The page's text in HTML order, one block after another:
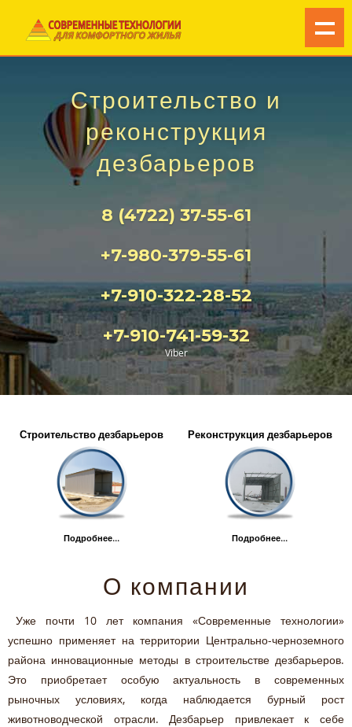
Строительство и
реконструкция
дезбарьеров
8 (4722) 37-55-61
+7-980-379-55-61
+7-910-322-28-52
+7-910-741-59-32
Viber
Строительство дезбарьеров Реконструкция дезбарьеров
Подробнее... Подробнее...
О компании
Уже почти 10 лет компания «Современные технологии»
успешно применяет на территории Центрально-черноземного
района инновационные методы в строительстве дезбарьеров.
Это приобретает особую актуальность в современных
рыночных условиях, когда наблюдается бурный рост
животноводческой отрасли. Дезбарьер привлекает к себе